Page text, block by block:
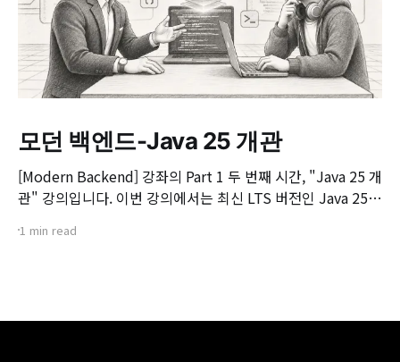
모던 백엔드-Java 25 개관
[Modern Backend] 강좌의 Part 1 두 번째 시간, "Java 25 개
관" 강의입니다. 이번 강의에서는 최신 LTS 버전인 Java 25의
Enhancement Proposal) 기능들을 살펴봅니다. 📌 주요 학
1 min read